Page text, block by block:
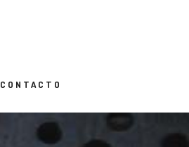
CONTACTO